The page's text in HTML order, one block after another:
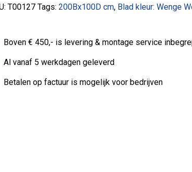
T00127 Tags:200Bx100D cm, Blad kleur: Wenge
Boven € 450,- is levering & montage service
Al vanaf 5 werkdagen geleverd
Betalen op factuur is mogelijk voor bedrijven